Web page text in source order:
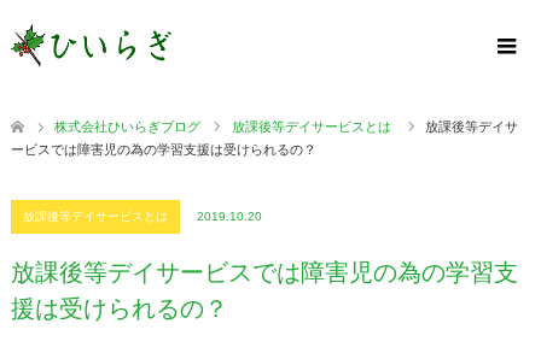
株式会社ひいらぎブログ 放課後等デイサービスとは
放課後等デイサ
ービスでは障害児の為の学習支援は受けられるの？
放課後等デイサービスとは 2019.10.20
放課後等デイサービスでは障害児の為の学習支
援は受けられるの？